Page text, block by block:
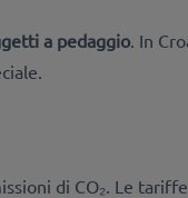
a pedaggio . In
di CO₂. Le